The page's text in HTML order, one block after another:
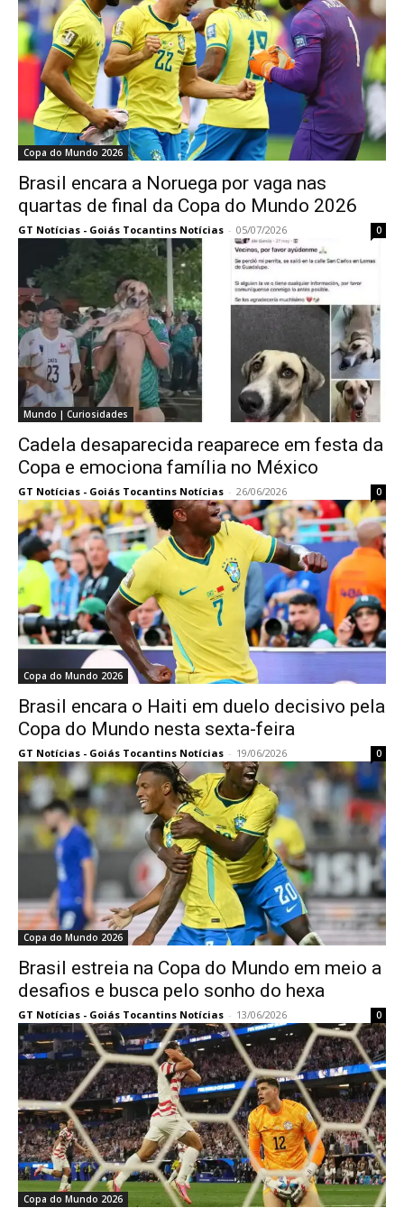
Copa do Mundo 2026
Brasil encara a Noruega por vaga nas
quartas de final da Copa do Mundo 2026
GT Notícias - Goiás Tocantins Notícias - 05/07/2026 0
Mundo | Curiosidades
Cadela desaparecida reaparece em festa da
Copa e emociona família no México
GT Notícias - Goiás Tocantins Notícias - 26/06/2026 0
Copa do Mundo 2026
Brasil encara o Haiti em duelo decisivo pela
Copa do Mundo nesta sexta-feira
GT Notícias - Goiás Tocantins Notícias - 19/06/2026 0
Copa do Mundo 2026
Brasil estreia na Copa do Mundo em meio a
desafios e busca pelo sonho do hexa
GT Notícias - Goiás Tocantins Notícias - 13/06/2026 0
Copa do Mundo 2026